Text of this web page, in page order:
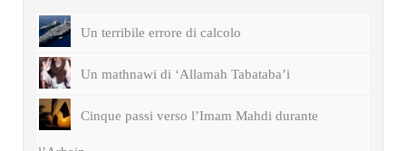
Un terribile errore di calcolo
Un mathnawi di ‘Allamah Tabataba’i
Cinque passi verso l’Imam Mahdi durante